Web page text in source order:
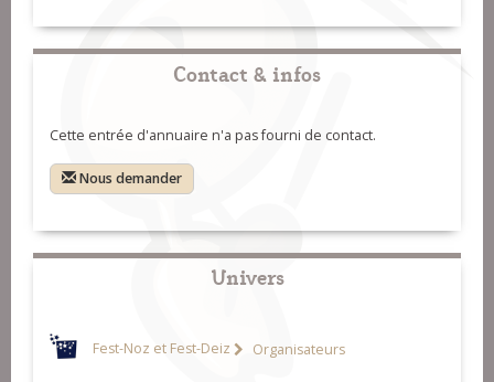
Contact & infos
Cette entrée d'annuaire n'a pas fourni de contact.
Nous demander
Univers
Fest-Noz et Fest-Deiz Organisateurs